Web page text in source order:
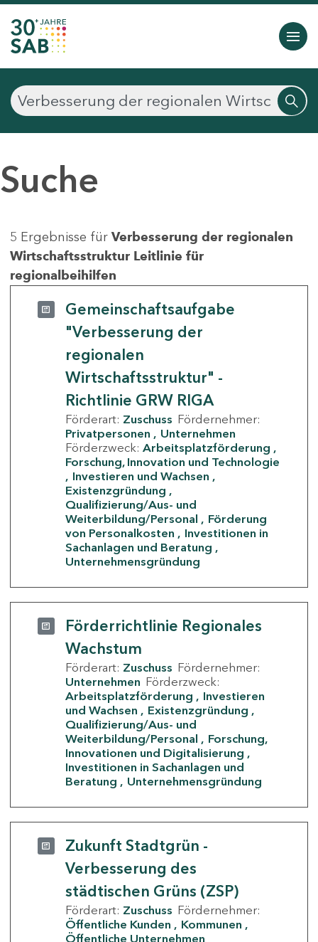
Suche
5 Ergebnisse für Verbesserung der regionalen
Wirtschaftsstruktur Leitlinie für
regionalbeihilfen
Gemeinschaftsaufgabe
"Verbesserung der
regionalen
Wirtschaftsstruktur" -
Richtlinie GRW RIGA
Förderart: Zuschuss Fördernehmer:
Privatpersonen
Unternehmen
Förderzweck: Arbeitsplatzförderung
Forschung, Innovation und Technologie
Investieren und Wachsen
Existenzgründung
Qualifizierung/Aus- und
Weiterbildung/Personal
Förderung
von Personalkosten
Investitionen in
Sachanlagen und Beratung
Unternehmensgründung
Förderrichtlinie Regionales
Wachstum
Förderart: Zuschuss Fördernehmer:
Unternehmen Förderzweck:
Arbeitsplatzförderung
Investieren
und Wachsen
Existenzgründung
Qualifizierung/Aus- und
Weiterbildung/Personal
Forschung,
Innovationen und Digitalisierung
Investitionen in Sachanlagen und
Beratung
Unternehmensgründung
Zukunft Stadtgrün -
Verbesserung des
städtischen Grüns (ZSP)
Förderart: Zuschuss Fördernehmer:
Öffentliche Kunden
Kommunen
Öffentliche Unternehmen